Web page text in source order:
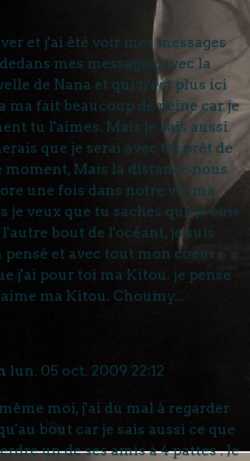
et j'ai été voir mes messages
mes messages, avec la
de Nana et qui n'est plus ici
ma fait beaucoup de peine car je
tu l'aimes. Mais je sais aussi
que je serai avec toi prêt de
moment, Mais la distance nous
une fois dans notre vie ma
je veux que tu saches que je suis
bout de l'océant, je suis
pensé et avec tout mon coeur
j'ai pour toi ma Kitou. je pense
ma Kitou. Choumy...
lun. 05 oct. 2009 22:12
moi, j'ai du mal à regarder
bout car je sais aussi ce que
un de ses amis à 4 pattes . Je